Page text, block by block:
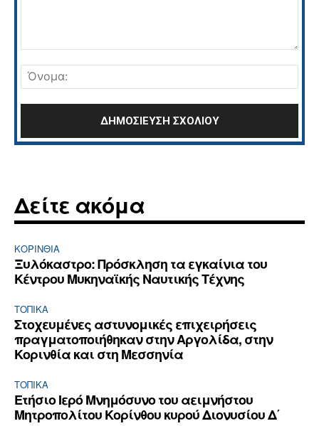
Δείτε ακόμα
ΚΟΡΙΝΘΊΑ
Ξυλόκαστρο: Πρόσκληση τα εγκαίνια του
Κέντρου Μυκηναϊκής Ναυτικής Τέχνης
ΤΟΠΙΚΑ
Στοχευμένες αστυνομικές επιχειρήσεις
πραγματοποιήθηκαν στην Αργολίδα, στην
Κορινθία και στη Μεσσηνία
ΤΟΠΙΚΑ
Ετήσιο Ιερό Μνημόσυνο του αειμνήστου
Μητροπολίτου Κορίνθου κυρού Διονυσίου Δ΄